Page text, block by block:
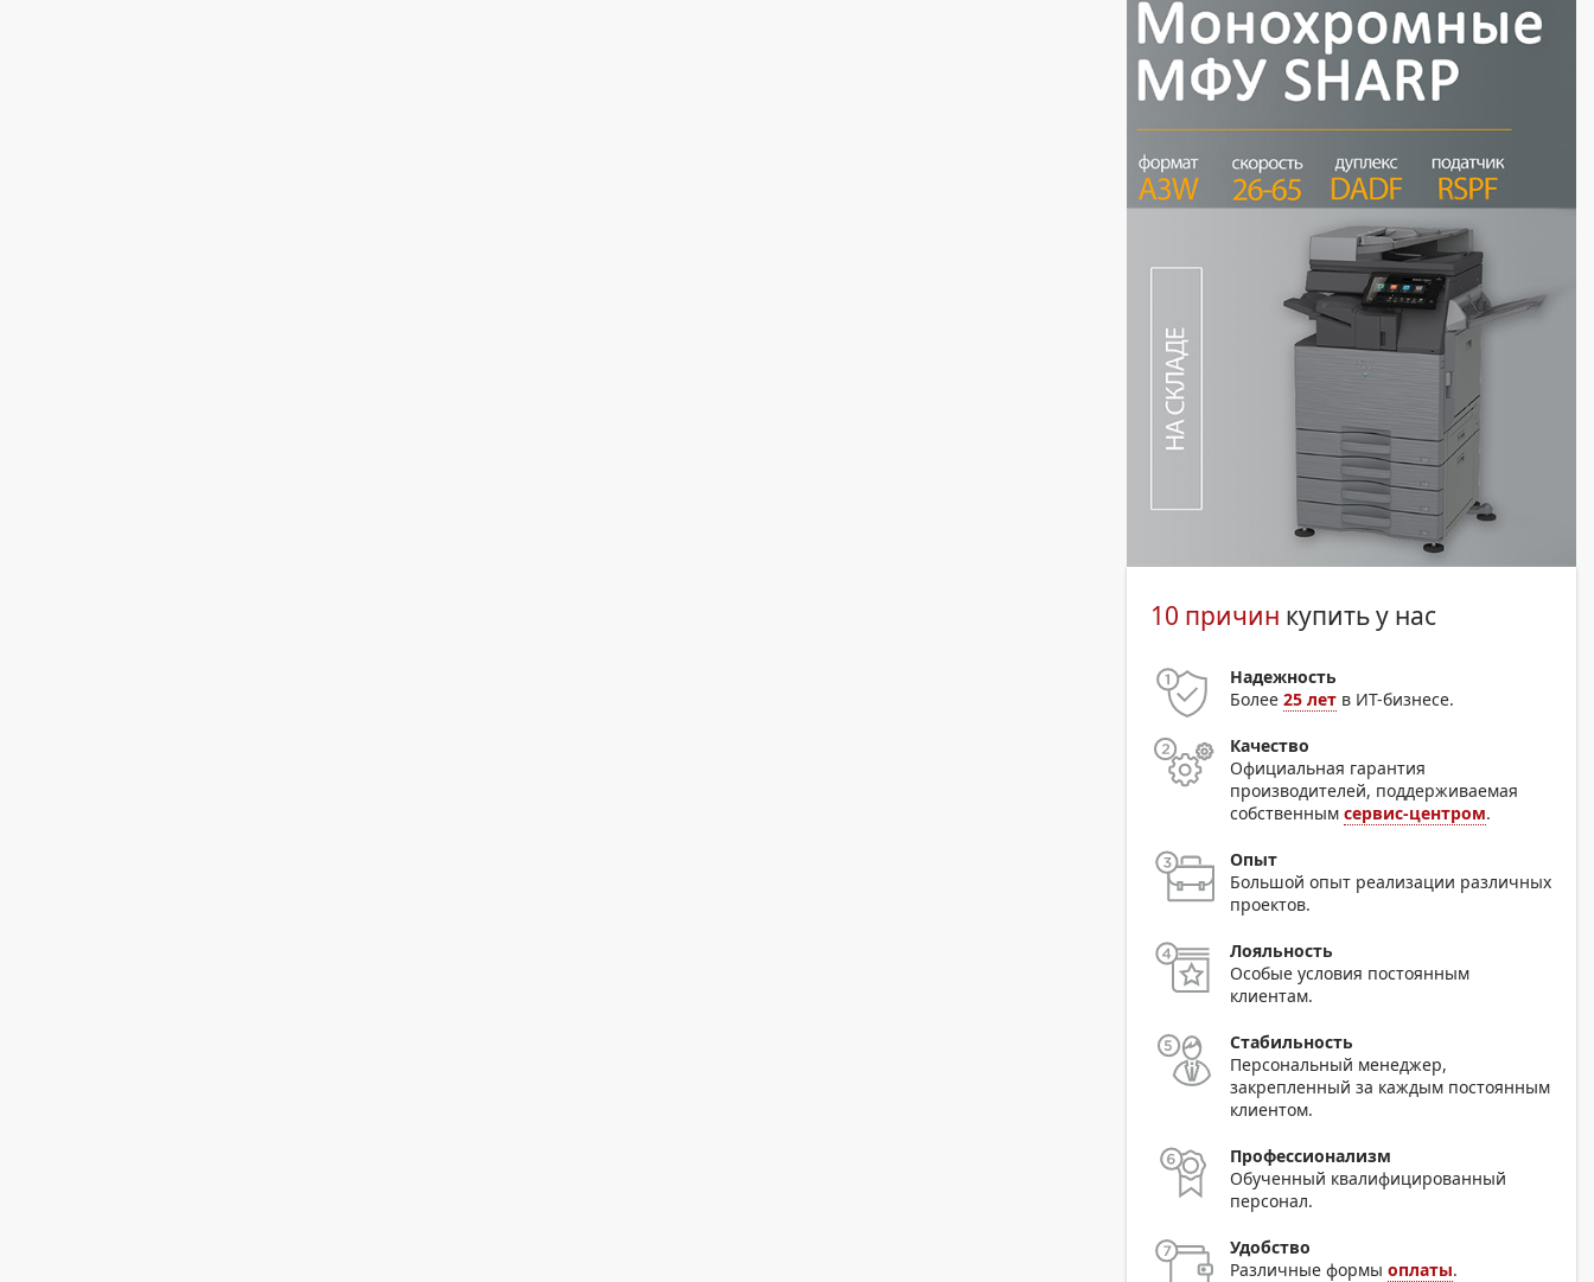
10 причин купить у нас
Надежность
Более25 лет в ИТ-бизнесе.
Качество
Официальная гарантия
производителей, поддерживаемая
собственнымсервис-центром.
Опыт
Большой опыт реализации различных
проектов.
Лояльность
Особые условия постоянным
клиентам.
Стабильность
Персональный менеджер,
закрепленный за каждым постоянным
клиентом.
Профессионализм
Обученный квалифицированный
персонал.
Удобство
Различные формыоплаты.